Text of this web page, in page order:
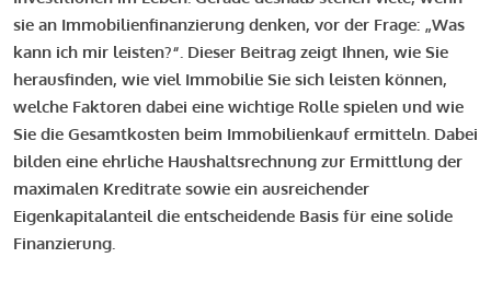
sie an Immobilienfinanzierung denken, vor der Frage: „Was
kann ich mir leisten?“. Dieser Beitrag zeigt Ihnen, wie Sie
herausfinden, wie viel Immobilie Sie sich leisten können,
welche Faktoren dabei eine wichtige Rolle spielen und wie
Sie die Gesamtkosten beim Immobilienkauf ermitteln. Dabei
bilden eine ehrliche Haushaltsrechnung zur Ermittlung der
maximalen Kreditrate sowie ein ausreichender
Eigenkapitalanteil die entscheidende Basis für eine solide
Finanzierung.